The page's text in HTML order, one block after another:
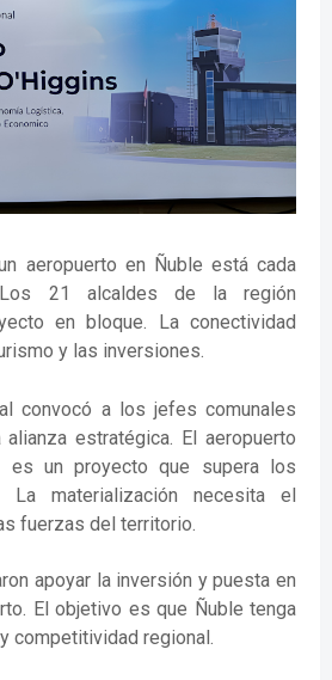
aeropuerto en Ñuble está cada
21 alcaldes de la región
en bloque. La conectividad
y las inversiones.
convocó a los jefes comunales
estratégica. El aeropuerto
es un proyecto que supera los
La materialización necesita el
fuerzas del territorio.
apoyar la inversión y puesta en
El objetivo es que Ñuble tenga
competitividad regional.